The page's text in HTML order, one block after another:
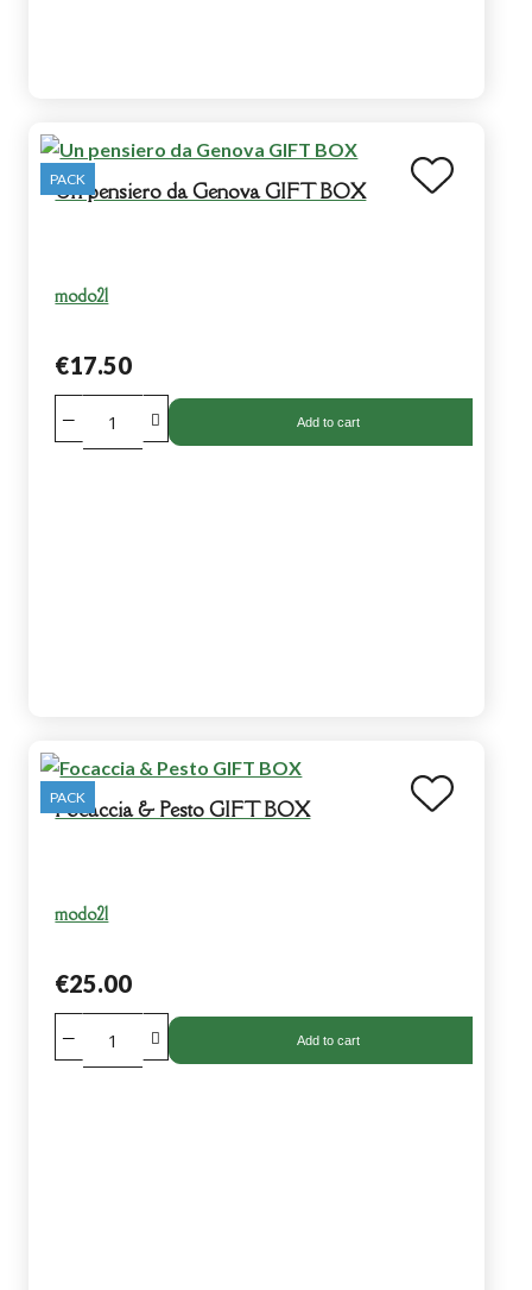
Un pensiero da Genova GIFT BOX
modo21
€17.50
Add to cart
PACK
Focaccia & Pesto GIFT BOX
modo21
€25.00
Add to cart
PACK